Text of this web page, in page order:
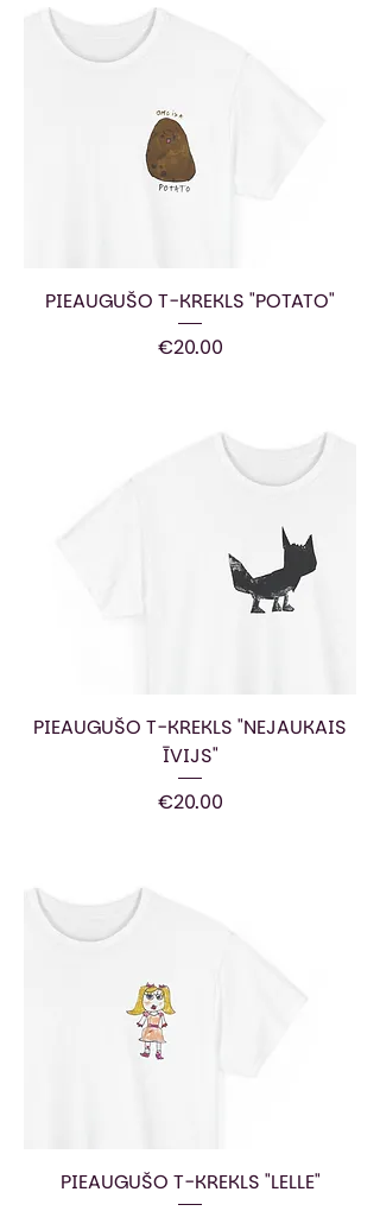
PIEAUGUŠO T-KREKLS "POTATO"
Price
€20.00
PIEAUGUŠO T-KREKLS "NEJAUKAIS
ĪVIJS"
Price
€20.00
PIEAUGUŠO T-KREKLS "LELLE"